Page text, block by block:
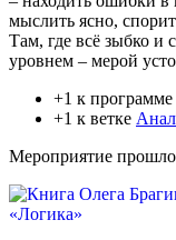
мыслить ясно,
Там, где всё зыбко и
уровнем – мерой
+1 к программе
+1 к ветке
Мероприятие прошло